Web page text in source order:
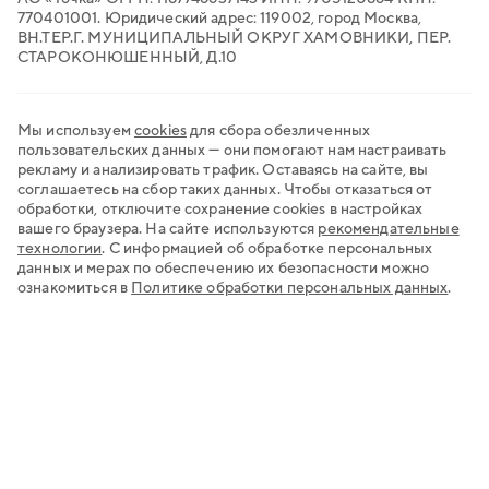
770401001. Юридический адрес: 119002, город Москва,
ВН.ТЕР.Г. МУНИЦИПАЛЬНЫЙ ОКРУГ ХАМОВНИКИ, ПЕР.
СТАРОКОНЮШЕННЫЙ, Д.10
Мы используем cookiesдля сбора обезличенных
пользовательских данных — они помогают нам настраивать
рекламу и анализировать трафик. Оставаясь на сайте, вы
соглашаетесь на сбор таких данных. Чтобы отказаться от
обработки, отключите сохранение cookies в настройках
вашего браузера. На сайте используются рекомендательные
технологии. С информацией об обработке персональных
данных и мерах по обеспечению их безопасности можно
ознакомиться в Политике обработки персональных данных.